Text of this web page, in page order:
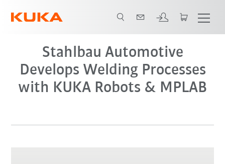
Stahlbau Automotive
Develops Welding Processes
with KUKA Robots & MPLAB